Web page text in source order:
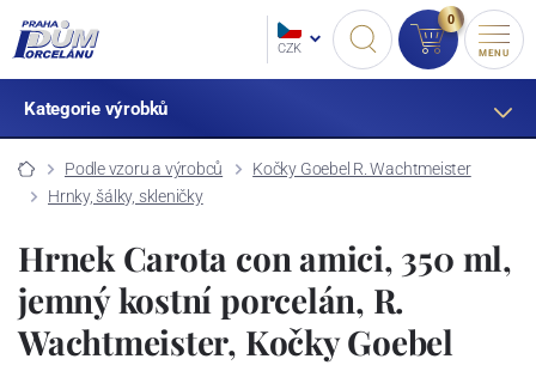
CZK
0
MENU
Kategorie výrobků
Podle vzoru a výrobců
Kočky Goebel R. Wachtmeister
Hrnky, šálky, skleničky
Hrnek Carota con amici, 350 ml,
jemný kostní porcelán, R.
Wachtmeister, Kočky Goebel